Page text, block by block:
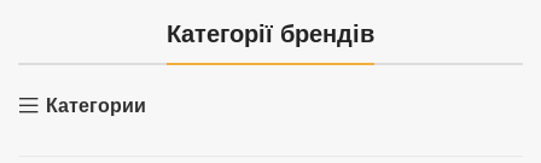
Категорії брендів
Категории